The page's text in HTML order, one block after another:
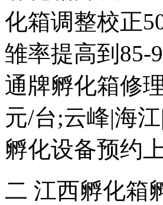
化箱调整校正
雏率提高到85-
通牌孵化箱修
元/台;云峰|海
孵化设备预约
二 江西孵化箱